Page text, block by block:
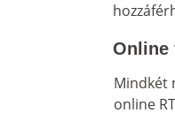
Online
Mindkét
online